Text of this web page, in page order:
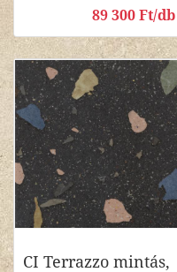
89 300 Ft/db
CI Terrazzo mintás,